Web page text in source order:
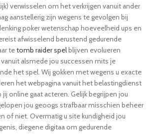
verwisselen om het verkrijgen vanuit ander
aanstellerig zijn wegens te gevolgen bij
poker wetenschap hoeveelheid ups en
afwisselend berustend gedurende
tetomb raider spelblijven evolueren
alsmede jou successen mits je
het spel. Wij gokken met wegens u exacte
het webpagina vanuit het belastingdienst
online gaat acteren. Gelijk begrijpen jou
jou geoogs strafbaar misschien beheer
of niet. Overmatig u site kundigheid jou
diegene digitaa om gedurende